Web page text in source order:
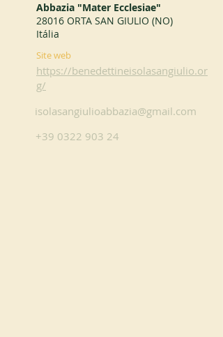
Abbazia "Mater Ecclesiae"
28016 ORTA SAN GIULIO (NO)
Itália
Site web
https://benedettineisolasangiulio.or
g/
isolasangiulioabbazia@gmail.com
+39 0322 903 24